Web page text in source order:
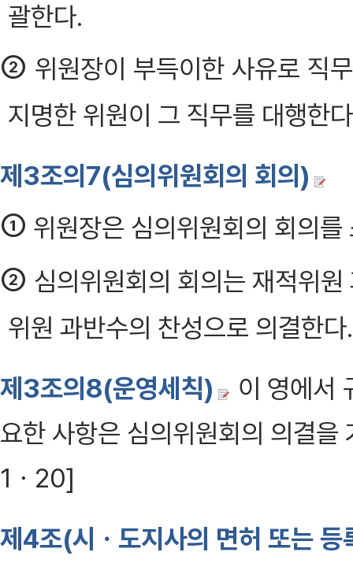
괄한다.
② 위원장이 부득이한 사유로 직
지명한 위원이 그 직무를 대행한
제3조의7(심의위원회의 회의)
① 위원장은 심의위원회의 회의
② 심의위원회의 회의는 재적위
위원 과반수의 찬성으로 의결한
제3조의8(운영세칙)
이 영에서
요한 사항은 심의위원회의 의결
1ㆍ20]
제4조(시ㆍ도지사의 면허 또는